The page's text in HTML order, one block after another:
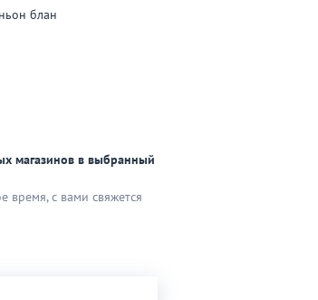
блан
магазинов в выбранный
время, с вами свяжется